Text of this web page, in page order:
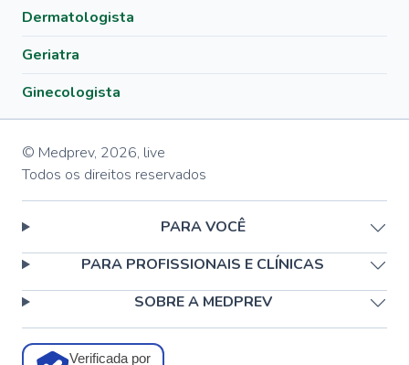
Dermatologista
Geriatra
Ginecologista
© Medprev, 2026, live
Todos os direitos reservados
PARA VOCÊ
PARA PROFISSIONAIS E CLÍNICAS
SOBRE A MEDPREV
Verificada por